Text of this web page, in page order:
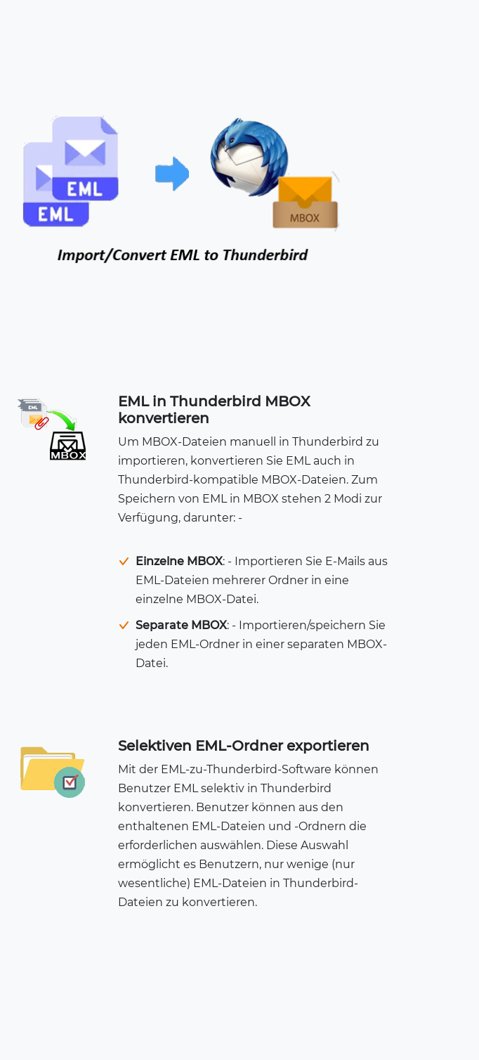
EML in Thunderbird MBOX
konvertieren
Um MBOX-Dateien manuell in Thunderbird zu
importieren, konvertieren Sie EML auch in
Thunderbird-kompatible MBOX-Dateien. Zum
Speichern von EML in MBOX stehen 2 Modi zur
Verfügung, darunter: -
Einzelne MBOX: - Importieren Sie E-Mails aus
EML-Dateien mehrerer Ordner in eine
einzelne MBOX-Datei.
Separate MBOX: - Importieren/speichern Sie
jeden EML-Ordner in einer separaten MBOX-
Datei.
Selektiven EML-Ordner exportieren
Mit der EML-zu-Thunderbird-Software können
Benutzer EML selektiv in Thunderbird
konvertieren. Benutzer können aus den
enthaltenen EML-Dateien und -Ordnern die
erforderlichen auswählen. Diese Auswahl
ermöglicht es Benutzern, nur wenige (nur
wesentliche) EML-Dateien in Thunderbird-
Dateien zu konvertieren.